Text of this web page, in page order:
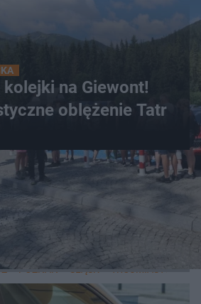
na Giewont!
oblężenie Tatr
WIĘCEJ
POZNAŃ ŚLĄSK TRÓJMIASTO